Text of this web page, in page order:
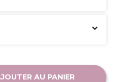
AU PANIER